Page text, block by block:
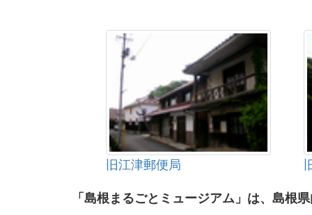
旧江津郵便局
「島根まるごとミュージアム」は、島根